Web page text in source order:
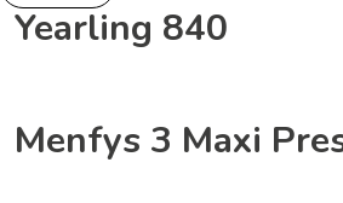
Yearling 840
Menfys 3 Maxi